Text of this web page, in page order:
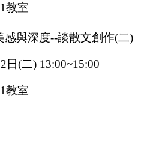
教室
感與深度--談散文創作(二)
日(二) 13:00~15:00
教室